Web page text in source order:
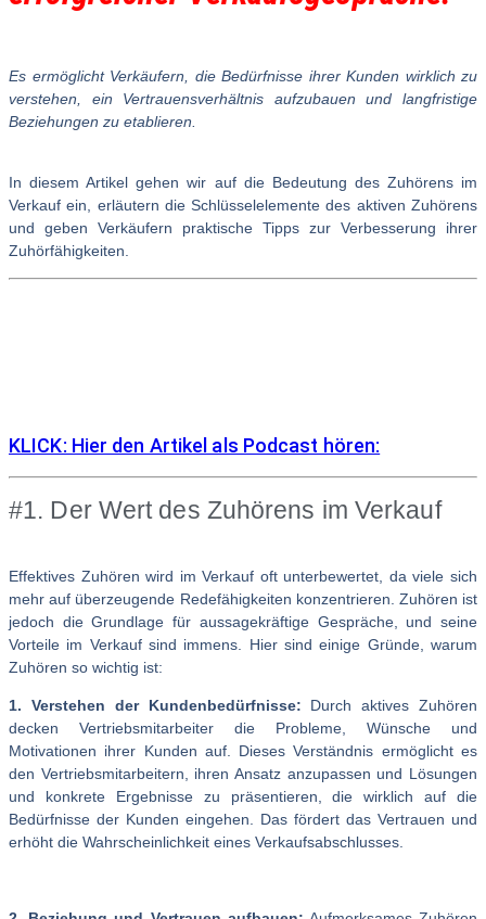
Es ermöglicht Verkäufern, die Bedürfnisse ihrer Kunden wirklich zu
verstehen, ein Vertrauensverhältnis aufzubauen und langfristige
Beziehungen zu etablieren.
In diesem Artikel gehen wir auf die Bedeutung des Zuhörens im
Verkauf ein, erläutern die Schlüsselelemente des aktiven Zuhörens
und geben Verkäufern praktische Tipps zur Verbesserung ihrer
Zuhörfähigkeiten.
KLICK: Hier den Artikel als Podcast hören:
#1. Der Wert des Zuhörens im Verkauf
Effektives Zuhören wird im Verkauf oft unterbewertet, da viele sich
mehr auf überzeugende Redefähigkeiten konzentrieren. Zuhören ist
jedoch die Grundlage für aussagekräftige Gespräche, und seine
Vorteile im Verkauf sind immens. Hier sind einige Gründe, warum
Zuhören so wichtig ist:
1. Verstehen der Kundenbedürfnisse: Durch aktives Zuhören
decken Vertriebsmitarbeiter die Probleme, Wünsche und
Motivationen ihrer Kunden auf. Dieses Verständnis ermöglicht es
den Vertriebsmitarbeitern, ihren Ansatz anzupassen und Lösungen
und konkrete Ergebnisse zu präsentieren, die wirklich auf die
Bedürfnisse der Kunden eingehen. Das fördert das Vertrauen und
erhöht die Wahrscheinlichkeit eines Verkaufsabschlusses.